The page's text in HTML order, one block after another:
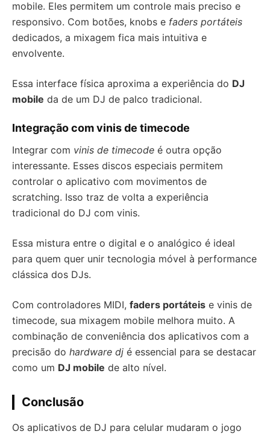
mobile. Eles permitem um controle mais preciso e
responsivo. Com botões, knobs e faders portáteis
dedicados, a mixagem fica mais intuitiva e
envolvente.
Essa interface física aproxima a experiência do DJ
mobile da de um DJ de palco tradicional.
Integração com vinis de timecode
Integrar com vinis de timecode é outra opção
interessante. Esses discos especiais permitem
controlar o aplicativo com movimentos de
scratching. Isso traz de volta a experiência
tradicional do DJ com vinis.
Essa mistura entre o digital e o analógico é ideal
para quem quer unir tecnologia móvel à performance
clássica dos DJs.
Com controladores MIDI, faders portáteis e vinis de
timecode, sua mixagem mobile melhora muito. A
combinação de conveniência dos aplicativos com a
precisão do hardware dj é essencial para se destacar
como um DJ mobile de alto nível.
Conclusão
Os aplicativos de DJ para celular mudaram o jogo